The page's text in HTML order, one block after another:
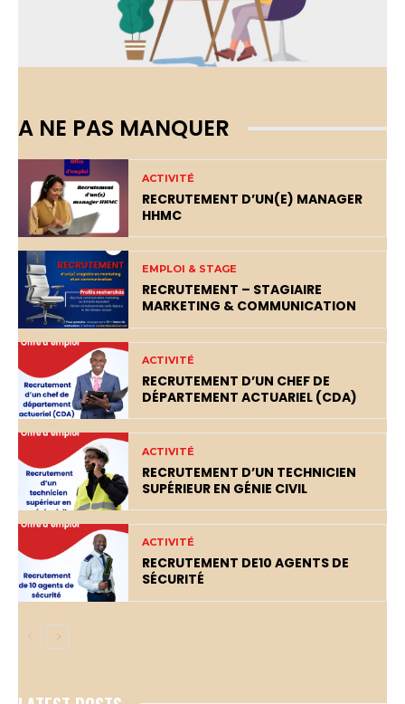
A NE PAS MANQUER
ACTIVITÉ
RECRUTEMENT D’UN(E) MANAGER
HHMC
EMPLOI & STAGE
RECRUTEMENT – STAGIAIRE
MARKETING & COMMUNICATION
ACTIVITÉ
RECRUTEMENT D’UN CHEF DE
DÉPARTEMENT ACTUARIEL (CDA)
ACTIVITÉ
RECRUTEMENT D’UN TECHNICIEN
SUPÉRIEUR EN GÉNIE CIVIL
ACTIVITÉ
RECRUTEMENT DE10 AGENTS DE
SÉCURITÉ